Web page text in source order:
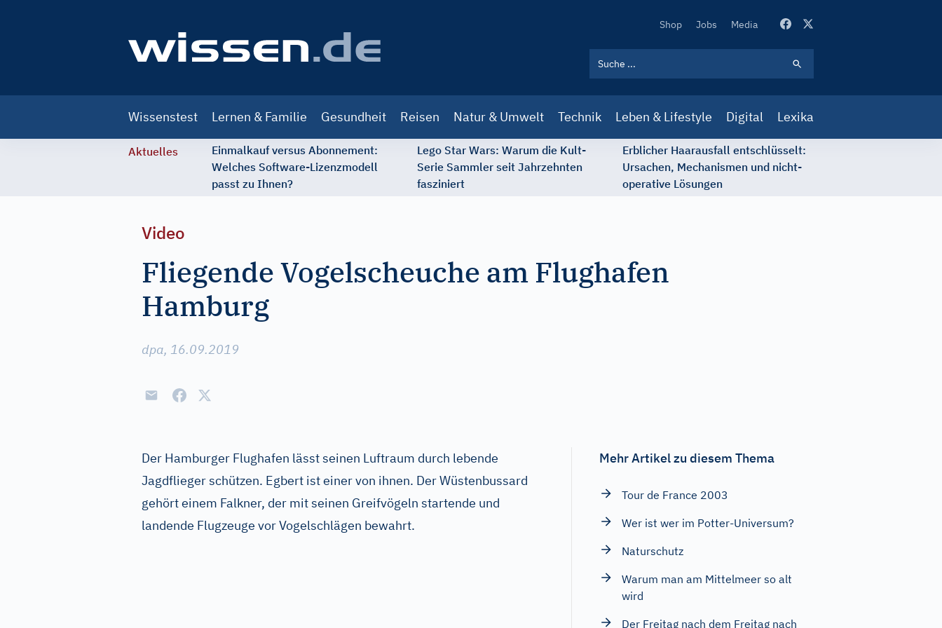
Secondary
Shop Jobs Media
navigation
Wissenstest Lernen & Familie Gesundheit Reisen Natur & Umwelt Technik Leben & Lifestyle Digital Lexika
Aktuelles
Einmalkauf versus Abonnement:
Welches Software-Lizenzmodell
passt zu Ihnen?
Lego Star Wars: Warum die Kult-
Serie Sammler seit Jahrzehnten
fasziniert
Erblicher Haarausfall entschlüsselt:
Ursachen, Mechanismen und nicht-
operative Lösungen
Video
Fliegende Vogelscheuche am Flughafen
Hamburg
dpa, 16.09.2019
Der Hamburger Flughafen lässt seinen Luftraum durch lebende
Jagdflieger schützen. Egbert ist einer von ihnen. Der Wüstenbussard
gehört einem Falkner, der mit seinen Greifvögeln startende und
landende Flugzeuge vor Vogelschlägen bewahrt.
Mehr Artikel zu diesem Thema
Tour de France 2003
Wer ist wer im Potter-Universum?
Naturschutz
Warum man am Mittelmeer so alt
wird
Der Freitag nach dem Freitag nach